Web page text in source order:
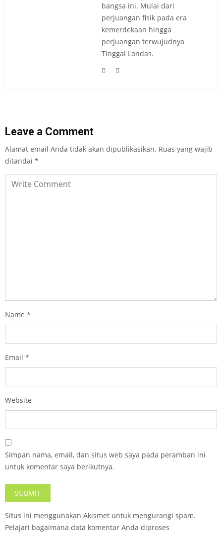
bangsa ini. Mulai dari
perjuangan fisik pada era
kemerdekaan hingga
perjuangan terwujudnya
Tinggal Landas.
Leave a Comment
Alamat email Anda tidak akan dipublikasikan. Ruas yang wajib
ditandai *
Name *
Email *
Website
Simpan nama, email, dan situs web saya pada peramban ini
untuk komentar saya berikutnya.
Situs ini menggunakan Akismet untuk mengurangi spam.
Pelajari bagaimana data komentar Anda diproses